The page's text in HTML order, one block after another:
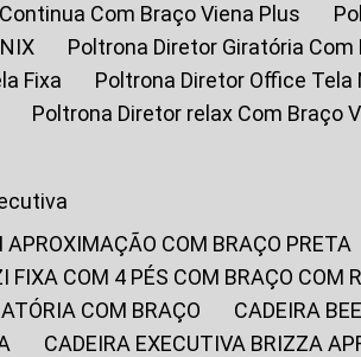
Com Braço Viena Plus
Poltrona Diretor Giratória
Fixa
Poltrona Diretor Office Tela
Poltrona Diretor relax Com Braço
APROXIMAÇÃO COM BRAÇO PRETA
FIXA COM 4 PÉS COM BRAÇO COM
COM BRAÇO
CADEIRA
CADEIRA EXECUTIVA BRIZZA